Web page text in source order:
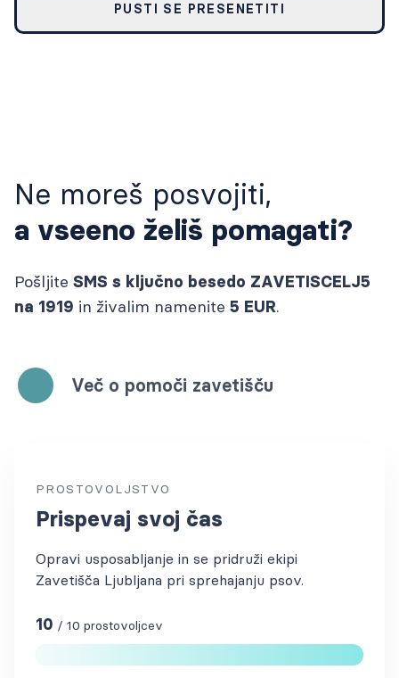
PUSTI SE PRESENETITI
Ne moreš posvojiti,
a vseeno želiš pomagati?
Pošljite SMS s ključno besedo ZAVETISCELJ5
na 1919 in živalim namenite 5 EUR.
Več o pomoči zavetišču
PROSTOVOLJSTVO
Prispevaj svoj čas
Opravi usposabljanje in se pridruži ekipi
Zavetišča Ljubljana pri sprehajanju psov.
10 / 10 prostovoljcev